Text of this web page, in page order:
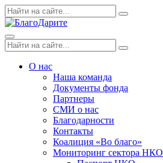
Skip
to
Поиск
по:
Search
Menu
Поиск
по:
Search
О нас
Наша команда
Документы фонда
Партнеры
СМИ о нас
Благодарности
Контакты
Коалиция «Во благо»
Мониторинг сектора НКО